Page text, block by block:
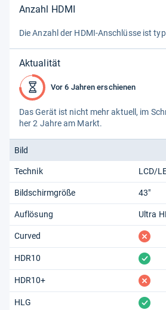
Anzahl HDMI
Die Anzahl der HDMI-​Anschlüsse ist
Aktualität
Vor 6 Jahren erschienen
Das Gerät ist nicht mehr aktu­ell, im
her 2 Jahre am Markt.
Bild
Technik LCD/
Bildschirmgröße 43"
Auflösung Ultra
Curved fehlt
HDR10 vorhanden
HDR10+ fehlt
HLG vorhanden